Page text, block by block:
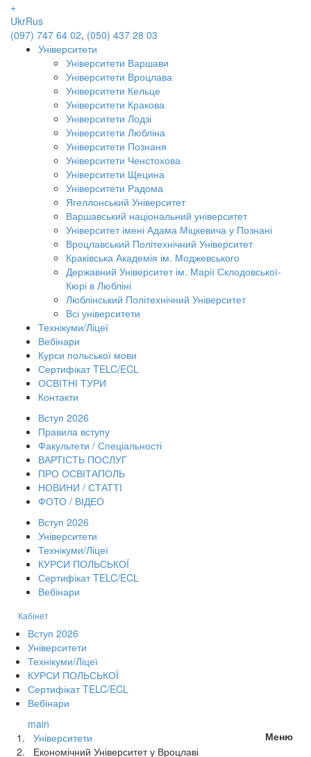
+
UkrRus
(097) 747 64 02, (050) 437 28 03
Університети
Університети Варшави
Університети Вроцлава
Університети Кельце
Університети Кракова
Університети Лодзі
Університети Любліна
Університети Познаня
Університети Ченстохова
Університети Щецина
Університети Радома
Ягеллонський Університет
Варшавський національний університет
Університет імені Адама Міцкевича у Познані
Вроцлавський Політехнічний Університет
Краківська Академія ім. Моджевського
Державний Університет ім. Марії Склодовської-
Кюрі в Любліні
Люблінський Політехнічний Університет
Всі університети
Технікуми/Ліцеї
Вебінари
Курси польської мови
Сертифікат TELC/ECL
ОСВІТНІ ТУРИ
Контакти
Вступ 2026
Правила вступу
Факультети / Спеціальності
ВАРТІСТЬ ПОСЛУГ
ПРО ОСВІТАПОЛЬ
НОВИНИ / СТАТТІ
ФОТО / ВІДЕО
Вступ 2026
Університети
Технікуми/Ліцеї
КУРСИ ПОЛЬСЬКОЇ
Сертифікат TELC/ECL
Вебінари
Кабінет
Вступ 2026
Університети
Технікуми/Ліцеї
КУРСИ ПОЛЬСЬКОЇ
Сертифікат TELC/ECL
Вебінари
Меню
main
Університети
Економічний Університет у Вроцлаві